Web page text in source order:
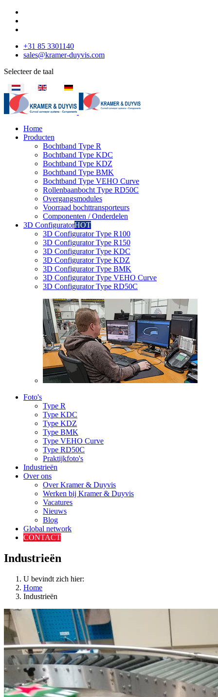
+31 85 3301140
sales@kramer-duyvis.com
Selecteer de taal
Home
Producten
Bochtband Type R
Bochtband Type KDC
Bochtband Type KDZ
Bochtband Type BMK
Bochtband Type VEHO Curve
Rollenbaanbocht Type RD50C
Overgangsmodules
Voorraad bochttransporteurs
Componenten / Onderdelen
3D ConfiguratorHOT
3D Configurator Type R100
3D Configurator Type R150
3D Configurator Type KDC
3D Configurator Type KDZ
3D Configurator Type BMK
3D Configurator Type VEHO Curve
3D Configurator Type RD50C
Foto's
Type R
Type KDC
Type KDZ
Type BMK
Type VEHO Curve
Type RD50C
Praktijkfoto's
Industrieën
Over ons
Over Kramer & Duyvis
Werken bij Kramer & Duyvis
Vacatures
Nieuws
Blog
Global network
CONTACT
Industrieën
U bevindt zich hier:
Home
Industrieën